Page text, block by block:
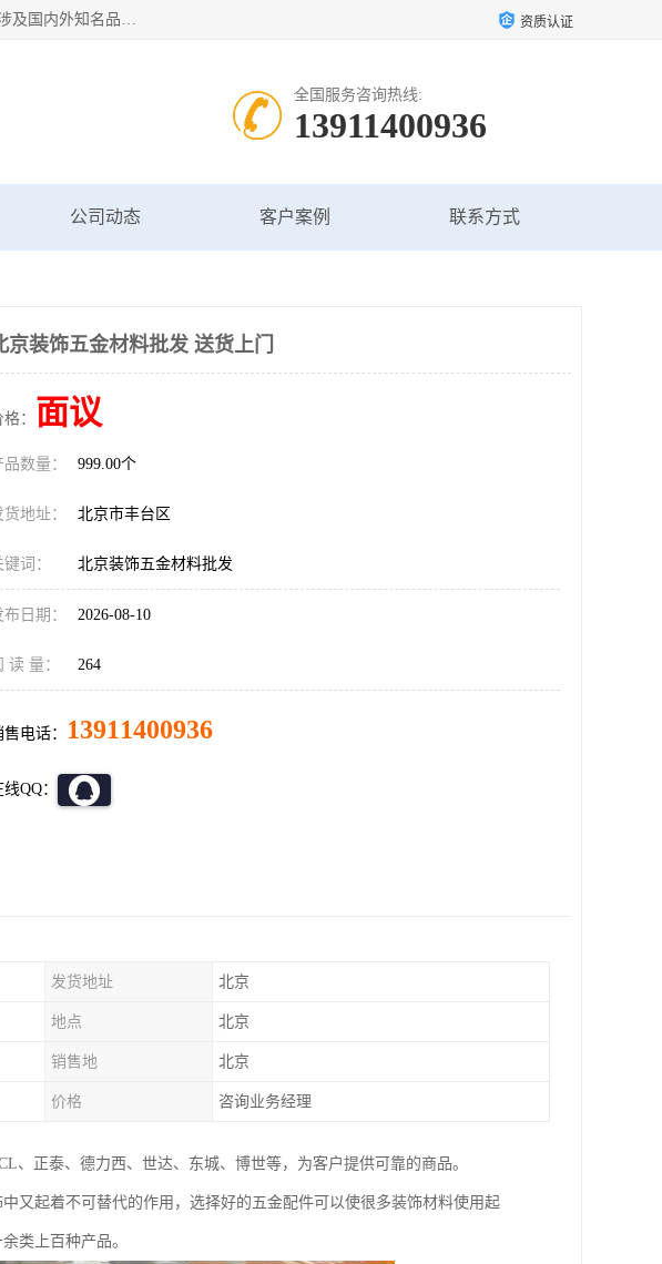
专业配送水暖器材、光源灯具、五金交电等维修物资，飞利浦，佛山照明，世达，博世，九牧，特陶等各产品涉及国内外知名品牌。公司专注与物业、学校、酒店、工厂等单位合作，提供一站式配送服务，降低客户综合成本。依托电子商务改变传统模式，以专业的团队为客户提供24H物资配送到达，货到月结、统一开票，便捷退换等服务，提高了企业的运营效率。 资质认证
全国服务咨询热线:
13911400936
公司动态 客户案例 联系方式
京装饰五金材料批发 送货上门
： 面议
品数量： 999.00个
货地址： 北京市丰台区
键词： 北京装饰五金材料批发
布日期： 2026-08-10
读 量： 264
售电话： 13911400936
QQ：
发货地址 北京
地点 北京
销售地 北京
价格 咨询业务经理
、正泰、德力西、世达、东城、博世等，为客户提供可靠的商品。
又起着不可替代的作用，选择好的五金配件可以使很多装饰材料使用起
类上百种产品。